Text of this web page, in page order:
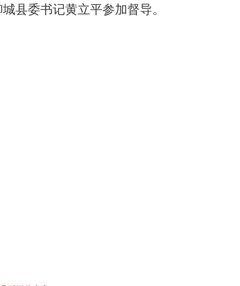
县委书记黄立平参加督导。